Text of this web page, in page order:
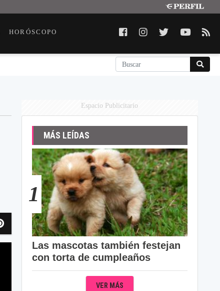
HORÓSCOPO
Espacio Publicitario
MÁS LEÍDAS
1
Las mascotas también festejan
con torta de cumpleaños
VER MÁS